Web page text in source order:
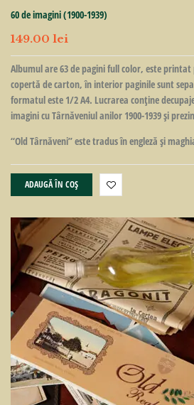
60 de imagini (1900-1939)
149.00 lei
Albumul are 63 de pagini full color, este
copertă de carton, în interior paginile sunt
formatul este 1/2 A4. Lucrarea conţine
imagini cu Târnăveniul anilor 1900-1939 şi
“Old Târnăveni” este tradus în engleză şi
ADAUGĂ ÎN COȘ